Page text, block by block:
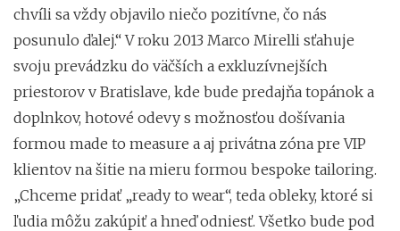
chvíli sa vždy objavilo niečo pozitívne, čo nás
posunulo ďalej.“ V roku 2013 Marco Mirelli sťahuje
svoju prevádzku do väčších a exkluzívnejších
priestorov v Bratislave, kde bude predajňa topánok a
doplnkov, hotové odevy s možnosťou došívania
formou made to measure a aj privátna zóna pre VIP
klientov na šitie na mieru formou bespoke tailoring.
„Chceme pridať „ready to wear“, teda obleky, ktoré si
ľudia môžu zakúpiť a hneď odniesť. Všetko bude pod